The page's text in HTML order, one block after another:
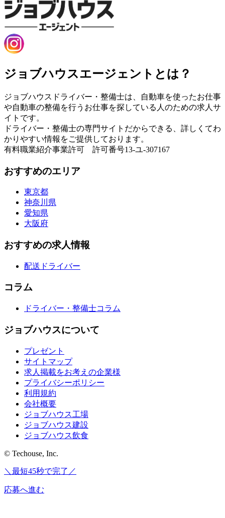
ジョブハウスエージェントとは？
ジョブハウスドライバー・整備士は、自動車を使ったお仕事
や自動車の整備を行うお仕事を探している人のための求人サ
イトです。
ドライバー・整備士の専門サイトだからできる、詳しくてわ
かりやすい情報をご提供しております。
有料職業紹介事業許可 許可番号13-ユ-307167
おすすめのエリア
東京都
神奈川県
愛知県
大阪府
おすすめの求人情報
配送ドライバー
コラム
ドライバー・整備士コラム
ジョブハウスについて
プレゼント
サイトマップ
求人掲載をお考えの企業様
プライバシーポリシー
利用規約
会社概要
ジョブハウス工場
ジョブハウス建設
ジョブハウス飲食
© Techouse, Inc.
＼最短45秒で完了／
応募へ進む